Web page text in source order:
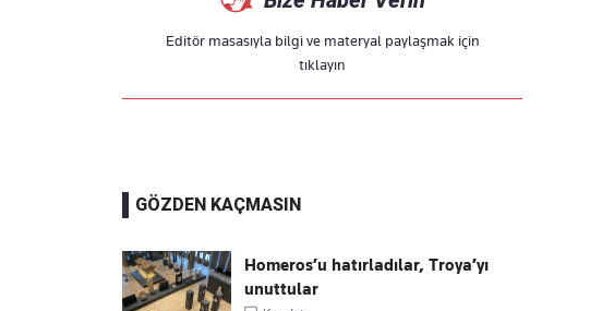
Editör masasıyla bilgi ve materyal paylaşmak için
tıklayın
GÖZDEN KAÇMASIN
Homeros’u hatırladılar, Troya’yı
unuttular